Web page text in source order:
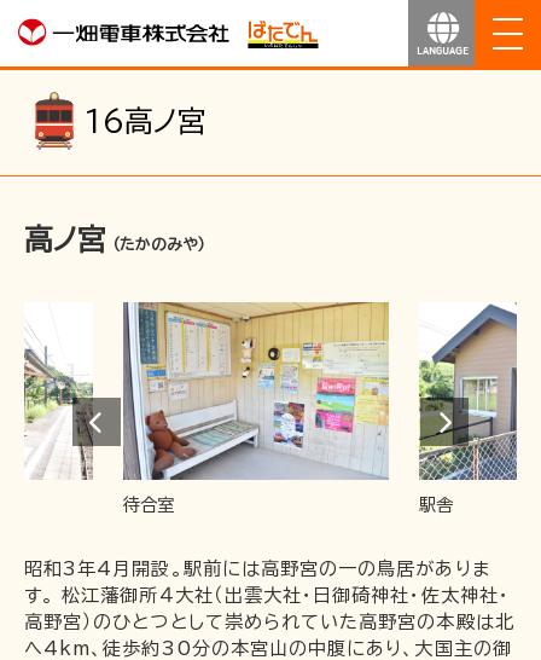
ホーム
運行のご案内
運賃のご案内
お得なきっぷ
サービス
沿線マップ
企業情報
採用情報
16高ノ宮
高ノ宮 （たかのみや）
待合室 駅舎
昭和3年4月開設。駅前には高野宮の一の鳥居がありま
す。 松江藩御所４大社（出雲大社・日御碕神社・佐太神社・
高野宮）のひとつとして崇められていた高野宮の本殿は北
へ4km、徒歩約30分の本宮山の中腹にあり、大国主の御